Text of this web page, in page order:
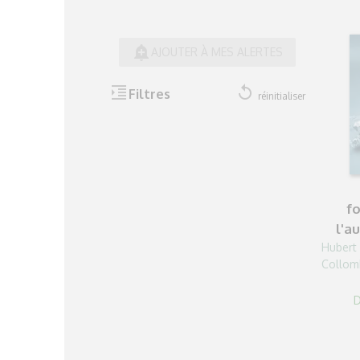
format_indent_increaseFiltres replay réinitialiser
Hubert